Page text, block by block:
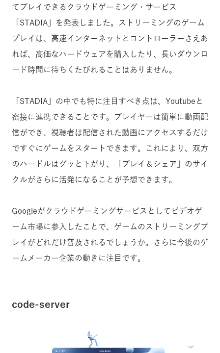
てプレイできるクラウドゲーミング・サービス
「STADIA」を発表しました。ストリーミングのゲーム
プレイは、高速インターネットとコントローラーさえあ
れば、高価なハードウェアを購入したり、長いダウンロ
ード時間に待ちくたびれることはありません。
「STADIA」の中でも特に注目すべき点は、Youtubeと
密接に連携できることです。プレイヤーは簡単に動画配
信ができ、視聴者は配信された動画にアクセスするだけ
ですぐにゲームをスタートできます。これにより、双方
のハードルはグッと下がり、「プレイ＆シェア」のサイ
クルがさらに活発になることが予想できます。
Googleがクラウドゲーミングサービスとしてビデオゲ
ーム市場に参入したことで、ゲームのストリーミングプ
レイがどれだけ普及されるでしょうか。さらに今後のゲ
ームメーカー企業の動きに注目です。
code-server